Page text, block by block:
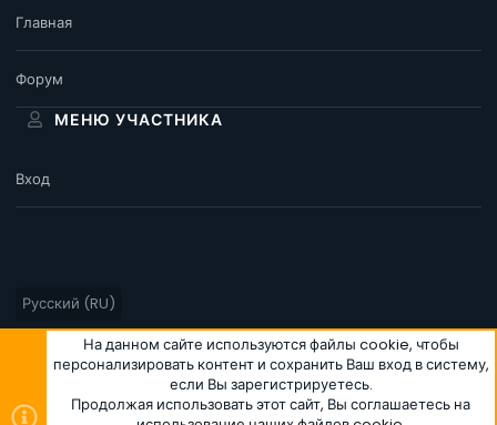
Главная
Форум
МЕНЮ УЧАСТНИКА
Вход
Русский (RU)
Условия и правила
Политика конфиденциальности
Помощь
Главная
R
S
На данном сайте используются файлы cookie, чтобы
персонализировать контент и сохранить Ваш вход в систему,
если Вы зарегистрируетесь.
Продолжая использовать этот сайт, Вы соглашаетесь на